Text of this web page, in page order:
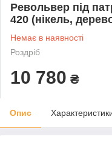
Револьвер під
420 (нікель,
Немає в наявності
Роздріб
10 780 ₴
Опис